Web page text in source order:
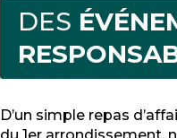
DES
D’un simple repas
du 1er arrondissement,